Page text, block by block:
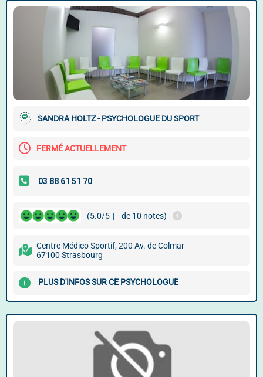
SANDRA HOLTZ - PSYCHOLOGUE DU SPORT
FERMÉ ACTUELLEMENT
(5.0/5 | - de 10 notes)
Centre Médico Sportif, 200 Av. de Colmar
67100 Strasbourg
PLUS D'INFOS SUR CE PSYCHOLOGUE